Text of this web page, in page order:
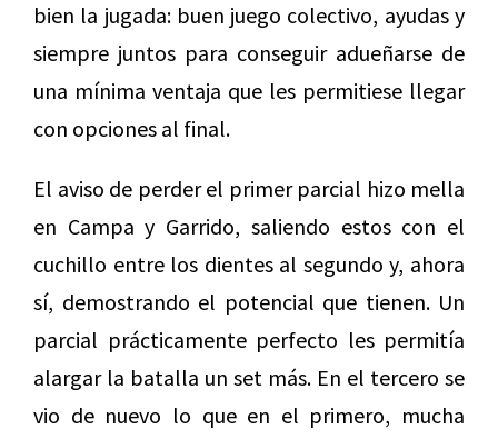
bien la jugada: buen juego colectivo, ayudas y
siempre juntos para conseguir adueñarse de
una mínima ventaja que les permitiese llegar
con opciones al final.
El aviso de perder el primer parcial hizo mella
en Campa y Garrido, saliendo estos con el
cuchillo entre los dientes al segundo y, ahora
sí, demostrando el potencial que tienen. Un
parcial prácticamente perfecto les permitía
alargar la batalla un set más. En el tercero se
vio de nuevo lo que en el primero, mucha